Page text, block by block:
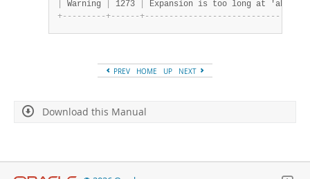
Warning 1273
Expansion is too long at
+- - - - - - - - -+- - - - - -+- - - - - - - - - - - - - - - - - - - - - - - - - - - -
PREV HOME UP NEXT
Download this Manual